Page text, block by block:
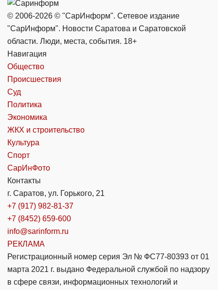
© 2006-2026 © "СарИнформ". Сетевое издание
"СарИнформ". Новости Саратова и Саратовской
области. Люди, места, события. 18+
Навигация
Общество
Происшествия
Суд
Политика
Экономика
ЖКХ и строительство
Культура
Спорт
СарИнФото
Контакты
г. Саратов, ул. Горького, 21
+7 (917) 982-81-37
+7 (8452) 659-600
info@sarinform.ru
РЕКЛАМА
Регистрационный номер серия Эл № ФС77-80393 от 01
марта 2021 г. выдано Федеральной службой по надзору
в сфере связи, информационных технологий и